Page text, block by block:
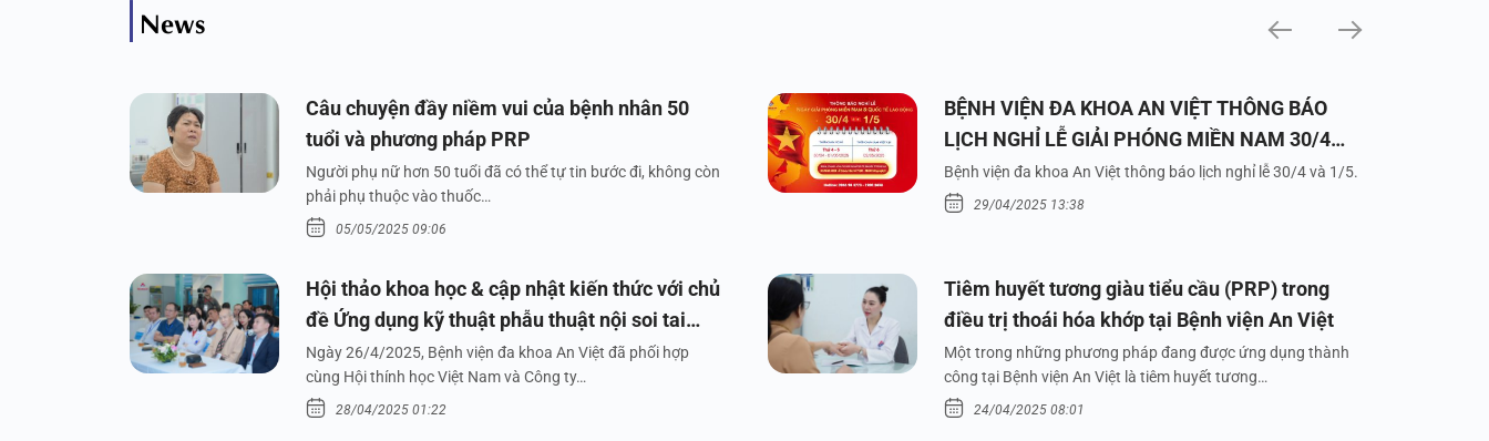
News
Câu chuyện đầy niềm vui của bệnh nhân 50
tuổi và phương pháp PRP
Người phụ nữ hơn 50 tuổi đã có thể tự tin bước đi, không còn
phải phụ thuộc vào thuốc…
05/05/2025 09:06
BỆNH VIỆN ĐA KHOA AN VIỆT THÔNG BÁO
LỊCH NGHỈ LỄ GIẢI PHÓNG MIỀN NAM 30/4
VÀ QUỐC TẾ LAO ĐỘNG 1/5/2025
Bệnh viện đa khoa An Việt thông báo lịch nghỉ lễ 30/4 và 1/5.
29/04/2025 13:38
Hội thảo khoa học & cập nhật kiến thức với chủ
đề Ứng dụng kỹ thuật phẫu thuật nội soi tai
dưới nước
Ngày 26/4/2025, Bệnh viện đa khoa An Việt đã phối hợp
cùng Hội thính học Việt Nam và Công ty…
28/04/2025 01:22
Tiêm huyết tương giàu tiểu cầu (PRP) trong
điều trị thoái hóa khớp tại Bệnh viện An Việt
Một trong những phương pháp đang được ứng dụng thành
công tại Bệnh viện An Việt là tiêm huyết tương…
24/04/2025 08:01